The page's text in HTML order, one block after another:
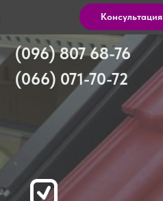
Консультация
(096) 807 68-76
(066) 071-70-72